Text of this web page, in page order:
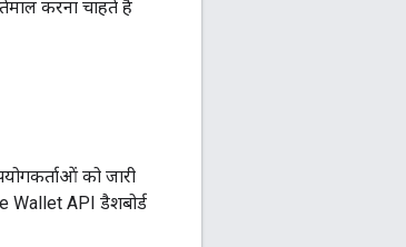
करना चाहते हैं
को जारी
Wallet API डैशबोर्ड